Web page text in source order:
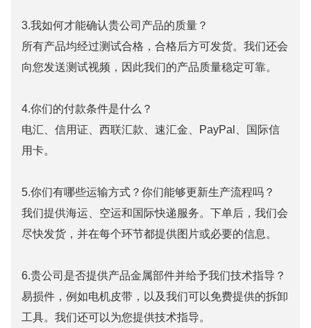
3.我如何才能确认贵公司产品的质量？
所有产品均经过测试合格，合格后方可发货。我们还会
向您发送测试视频，因此我们的产品质量稳定可靠。
4.你们的付款条件是什么？
电汇、信用证、西联汇款、速汇金、PayPal、国际信
用卡。
5.你们有哪些运输方式？你们能够更新生产流程吗？
我们提供海运、空运和国际快递服务。下单后，我们会
尽快发货，并在每个环节都提供图片或必要的信息。
6.贵公司是否提供产品金属部件并给予我们技术指导？
易损件，例如电机皮带，以及我们可以免费提供的拆卸
工具。我们还可以为您提供技术指导。